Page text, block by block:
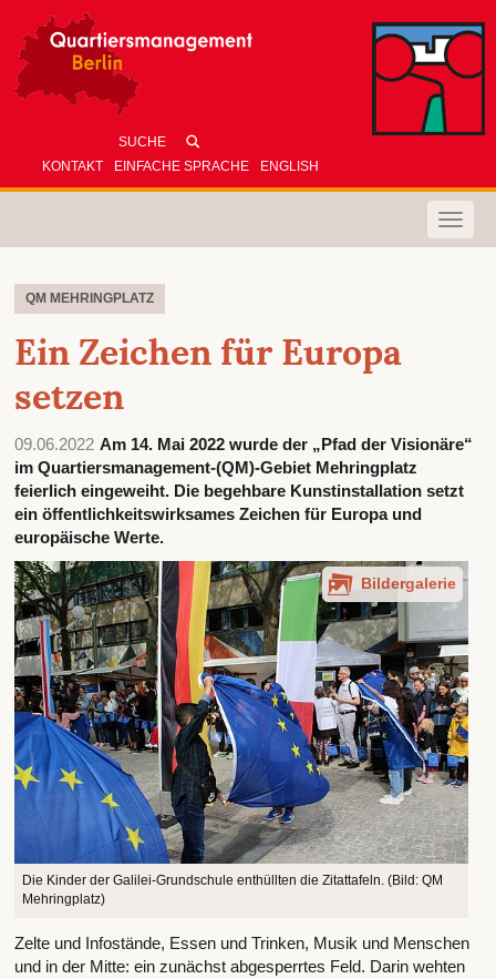
KONTAKT EINFACHE SPRACHE ENGLISH
Toggle
QM MEHRINGPLATZ
Ein Zeichen für Europa
setzen
09.06.2022 Am 14. Mai 2022 wurde der „Pfad der Visionäre“
im Quartiersmanagement-(QM)-Gebiet Mehringplatz
feierlich eingeweiht. Die begehbare Kunstinstallation setzt
ein öffentlichkeitswirksames Zeichen für Europa und
europäische Werte.
Die Kinder der Galilei-Grundschule enthüllten die Zitattafeln. (Bild: QM
Mehringplatz)
Bildergalerie
Zelte und Infostände, Essen und Trinken, Musik und Menschen
und in der Mitte: ein zunächst abgesperrtes Feld. Darin wehten